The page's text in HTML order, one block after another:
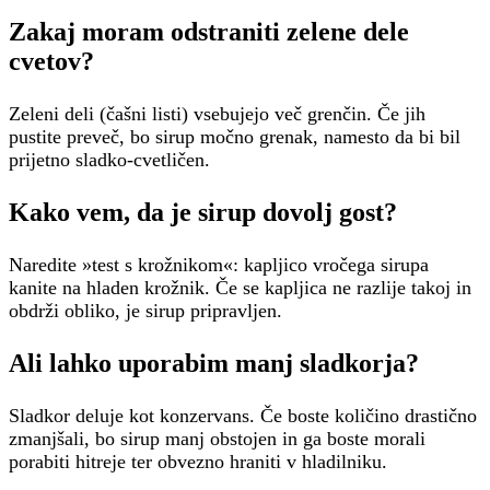
Zakaj moram odstraniti zelene dele
cvetov?
Zeleni deli (čašni listi) vsebujejo več grenčin. Če jih
pustite preveč, bo sirup močno grenak, namesto da bi bil
prijetno sladko-cvetličen.
Kako vem, da je sirup dovolj gost?
Naredite »test s krožnikom«: kapljico vročega sirupa
kanite na hladen krožnik. Če se kapljica ne razlije takoj in
obdrži obliko, je sirup pripravljen.
Ali lahko uporabim manj sladkorja?
Sladkor deluje kot konzervans. Če boste količino drastično
zmanjšali, bo sirup manj obstojen in ga boste morali
porabiti hitreje ter obvezno hraniti v hladilniku.